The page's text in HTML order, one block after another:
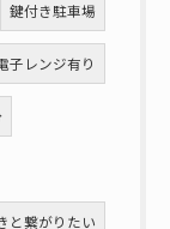
鍵付き駐車場
子レンジ有り
と繋がりたい